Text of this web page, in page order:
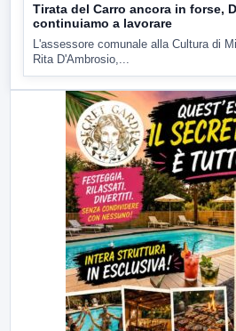
Tirata del Carro ancora in forse,
continuiamo a lavorare
L'assessore comunale alla Cultura di
Rita D'Ambrosio,...